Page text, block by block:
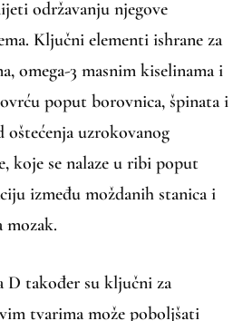
održavanju njegove
Ključni elementi ishrane za
omega-3 masnim kiselinama i
poput borovnica, špinata i
uzrokovanog
koje se nalaze u ribi poput
između moždanih stanica i
mozak.
također su ključni za
tvarima može poboljšati